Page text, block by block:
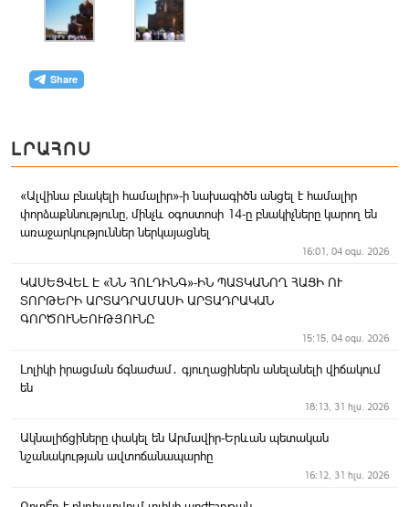
ԼՐԱՀՈՍ
«Ալվինա բնակելի համալիր»-ի նախագիծն անցել է համալիր
փորձաքննությունը, մինչև օգոստոսի 14-ը բնակիչները կարող են
առաջարկություններ ներկայացնել
16:01, 04 օգս. 2026
ԿԱՍԵՑՎԵԼ Է «ՆՆ ՀՈԼԴԻՆԳ»-ԻՆ ՊԱՏԿԱՆՈՂ ՀԱՑԻ ՈՒ
ՏՈՐԹԵՐԻ ԱՐՏԱԴՐԱՄԱՍԻ ԱՐՏԱԴՐԱԿԱՆ
ԳՈՐԾՈՒՆԵՈՒԹՅՈՒՆԸ
15:15, 04 օգս. 2026
Լոլիկի իրացման ճգնաժամ․ գյուղացիներն անելանելի վիճակում
են
18:13, 31 հլս. 2026
Ակնալիճցիները փակել են Արմավիր-Երևան պետական
նշանակության ավտոճանապարհը
16:12, 31 հլս. 2026